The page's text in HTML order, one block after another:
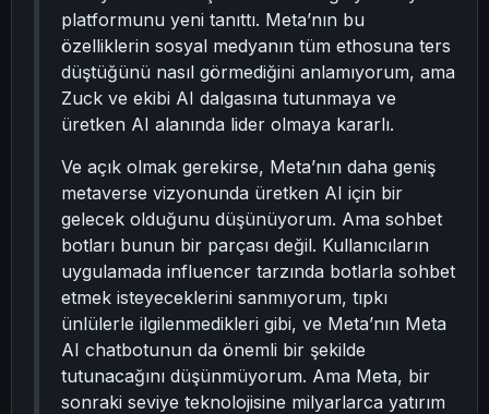
platformunu yeni tanıttı. Meta’nın bu
özelliklerin sosyal medyanın tüm ethosuna ters
düştüğünü nasıl görmediğini anlamıyorum, ama
Zuck ve ekibi AI dalgasına tutunmaya ve
üretken AI alanında lider olmaya kararlı.
Ve açık olmak gerekirse, Meta’nın daha geniş
metaverse vizyonunda üretken AI için bir
gelecek olduğunu düşünüyorum. Ama sohbet
botları bunun bir parçası değil. Kullanıcıların
uygulamada influencer tarzında botlarla sohbet
etmek isteyeceklerini sanmıyorum, tıpkı
ünlülerle ilgilenmedikleri gibi, ve Meta’nın Meta
AI chatbotunun da önemli bir şekilde
tutunacağını düşünmüyorum. Ama Meta, bir
sonraki seviye teknolojisine milyarlarca yatırım